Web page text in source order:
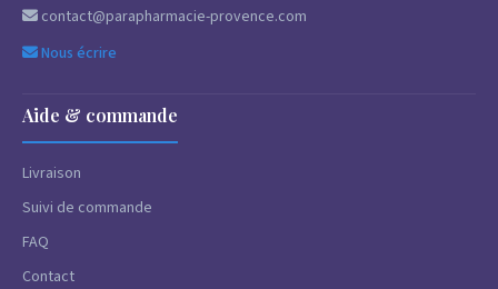
contact@parapharmacie-provence.com
Nous écrire
Aide & commande
Livraison
Suivi de commande
FAQ
Contact